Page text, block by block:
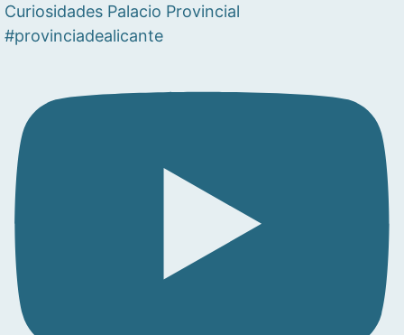
Curiosidades Palacio Provincial
#provinciadealicante